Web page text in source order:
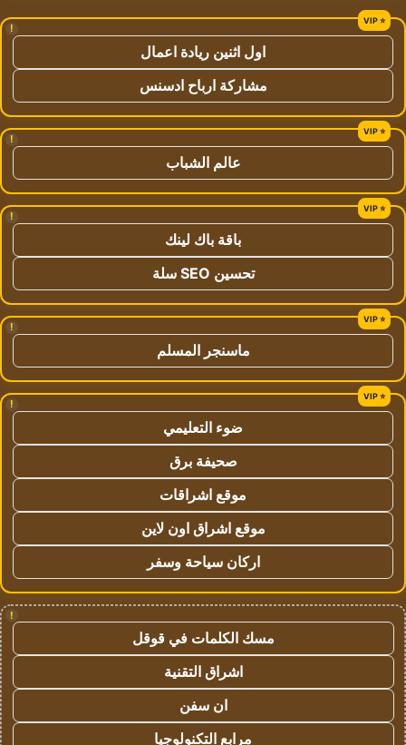
!
اول اثنين ريادة اعمال
مشاركة ارباح ادسنس
!
عالم الشباب
!
باقة باك لينك
تحسين SEO سلة
!
ماسنجر المسلم
!
ضوء التعليمي
صحيفة برق
موقع اشراقات
موقع اشراق اون لاين
اركان سياحة وسفر
!
مسك الكلمات في قوقل
اشراق التقنية
ان سفن
مرابع التكنولوجيا